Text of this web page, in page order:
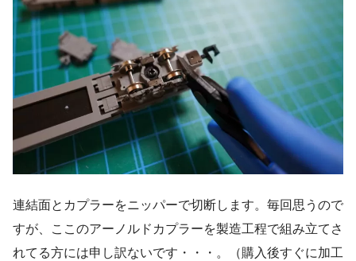
連結面とカプラーをニッパーで切断します。毎回思うので
すが、ここのアーノルドカプラーを製造工程で組み立てさ
れてる方には申し訳ないです・・・。（購入後すぐに加工